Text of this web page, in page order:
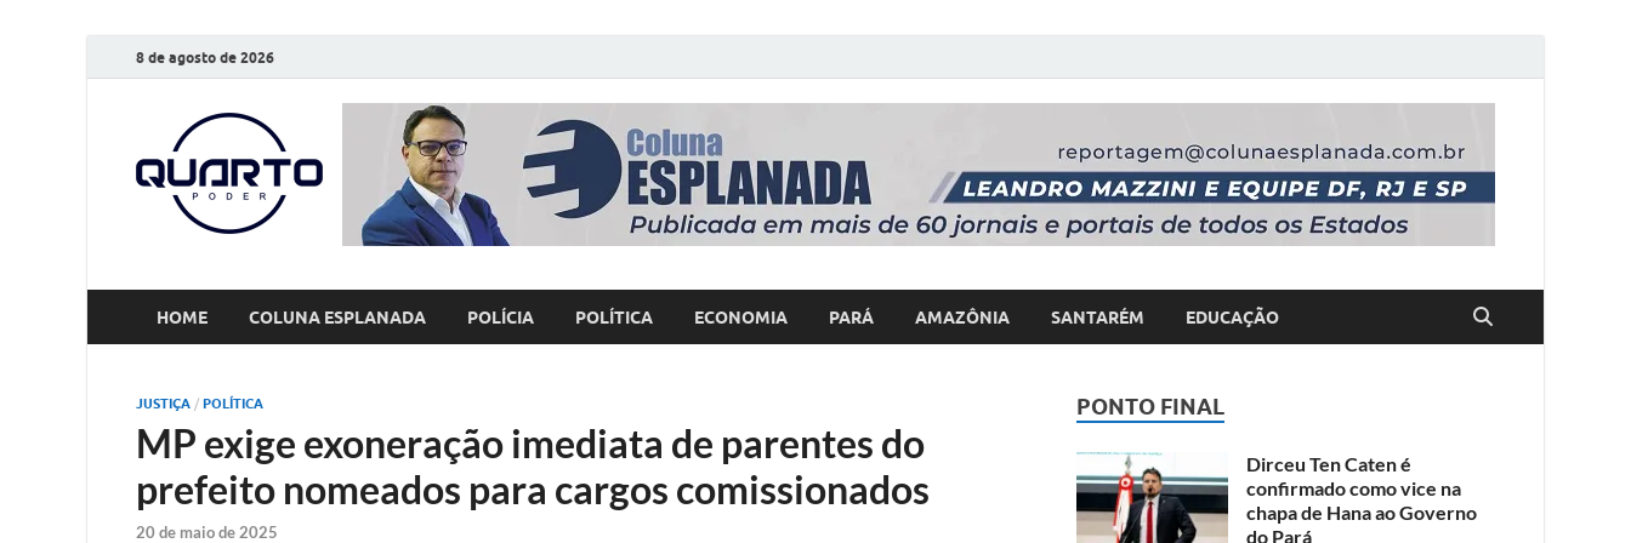
8 de agosto de 2026
O Quarto Poder
Notícias todos os dias
HOME COLUNA ESPLANADA POLÍCIA POLÍTICA ECONOMIA PARÁ AMAZÔNIA SANTARÉM EDUCAÇÃO
JUSTIÇA / POLÍTICA
MP exige exoneração imediata de parentes do
prefeito nomeados para cargos comissionados
20 de maio de 2025
PONTO FINAL
Dirceu Ten Caten é
confirmado como vice na
chapa de Hana ao Governo
do Pará